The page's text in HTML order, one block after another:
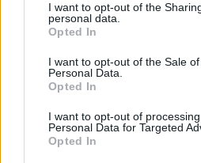
I want to opt-out of the
personal data.
Opted In
I want to opt-out of the Sale
Personal Data.
Opted In
I want to opt-out of
Personal Data for Targeted
Opted In